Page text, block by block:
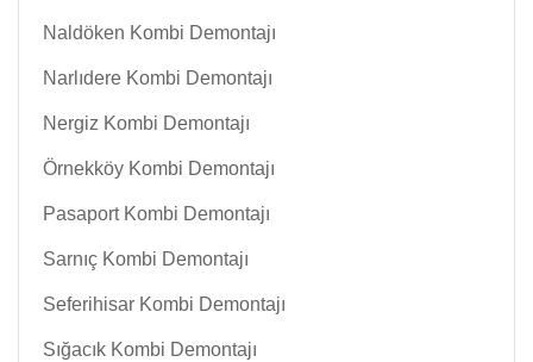
Naldöken Kombi Demontajı
Narlıdere Kombi Demontajı
Nergiz Kombi Demontajı
Örnekköy Kombi Demontajı
Pasaport Kombi Demontajı
Sarnıç Kombi Demontajı
Seferihisar Kombi Demontajı
Sığacık Kombi Demontajı